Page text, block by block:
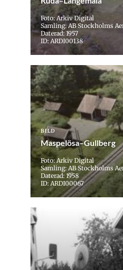
Foto: Arkiv Digital
Samling: AB Stockholms
Daterad: 1957
ID: ARDI00138
BILD
Maspelösa–Gullberg
Foto: Arkiv Digital
Samling: AB Stockholms
Daterad: 1958
ID: ARDI00067